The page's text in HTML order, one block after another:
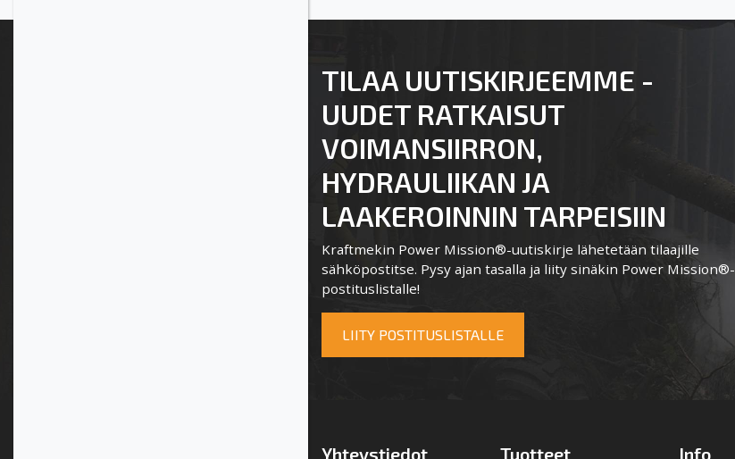
TILAA UUTISKIRJEEMME -
UUDET RATKAISUT
VOIMANSIIRRON,
HYDRAULIIKAN JA
LAAKEROINNIN TARPEISIIN
Kraftmekin Power Mission®-uutiskirje lähetetään tilaajille
sähköpostitse. Pysy ajan tasalla ja liity sinäkin Power Mission®-
postituslistalle!
LIITY POSTITUSLISTALLE
Yhteystiedot Tuotteet Info